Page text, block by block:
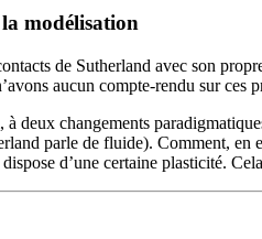
modélisation
de Sutherland avec son
aucun compte-rendu sur
deux changements
parle de fluide). Comment, en
d’une certaine plasticité.